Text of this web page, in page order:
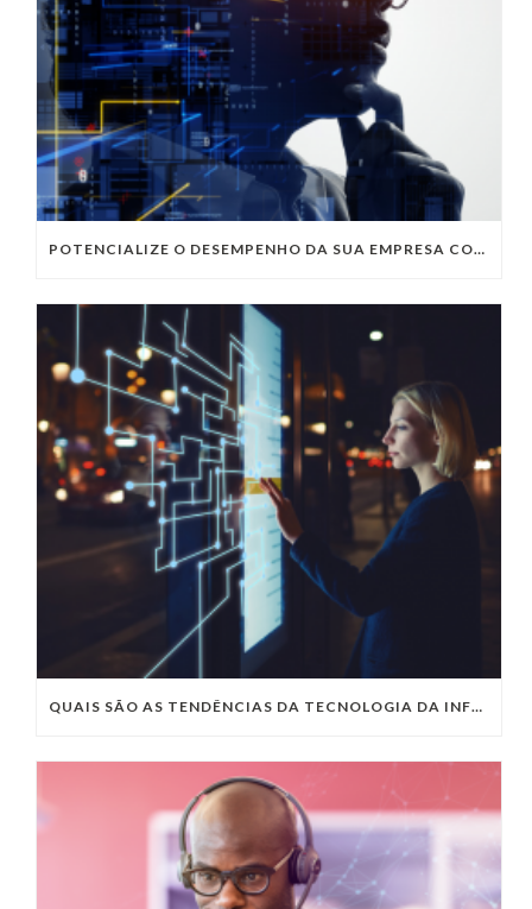
POTENCIALIZE O DESEMPENHO DA SUA EMPRESA COM OS SERVIÇOS DE TI DA VIVO VITA
QUAIS SÃO AS TENDÊNCIAS DA TECNOLOGIA DA INFORMAÇÃO PARA 2023?